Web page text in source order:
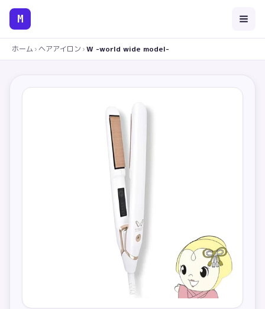
M
ホーム ›ヘアアイロン ›W -world wide model-